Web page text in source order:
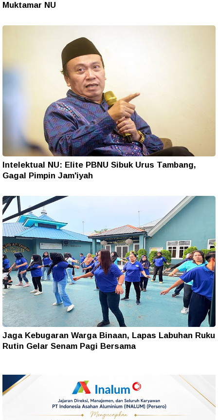
Muktamar NU
Intelektual NU: Elite PBNU Sibuk Urus Tambang,
Gagal Pimpin Jam'iyah
Jaga Kebugaran Warga Binaan, Lapas Labuhan Ruku
Rutin Gelar Senam Pagi Bersama